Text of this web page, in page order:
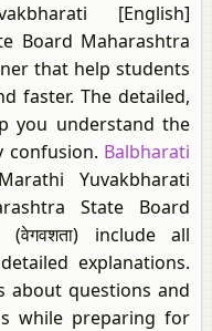
[English]
Board Maharashtra
that help students
faster. The detailed,
you understand the
confusion. Balbharati
Yuvakbharati
State Board
include all
explanations.
about questions and
while preparing for